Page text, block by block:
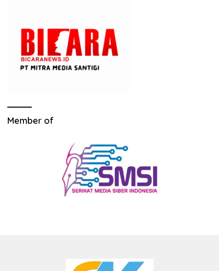
Member of